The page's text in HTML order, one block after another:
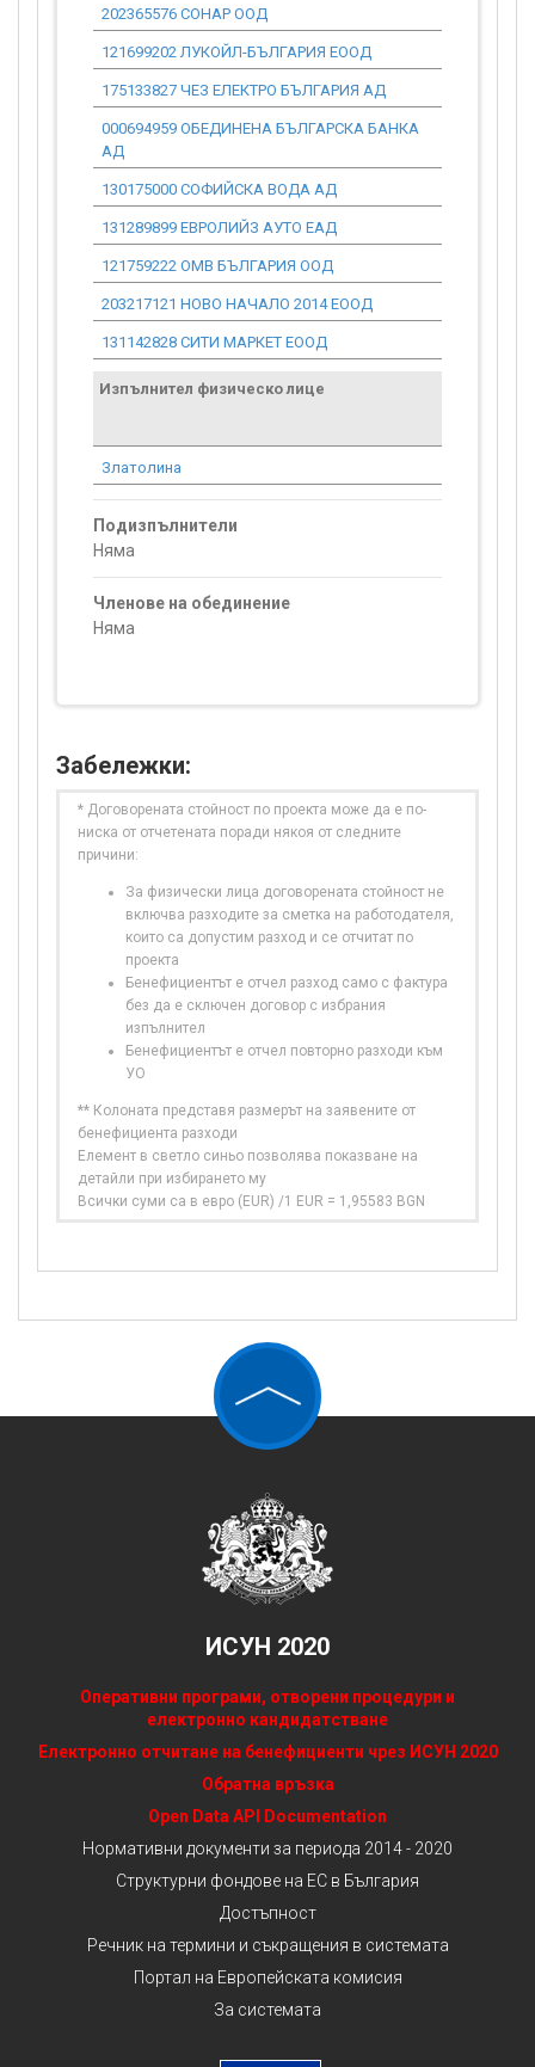
202365576 СОНАР ООД
121699202 ЛУКОЙЛ-БЪЛГАРИЯ ЕООД
175133827 ЧЕЗ ЕЛЕКТРО БЪЛГАРИЯ АД
000694959 ОБЕДИНЕНА БЪЛГАРСКА БАНКА
АД
130175000 СОФИЙСКА ВОДА АД
131289899 ЕВРОЛИЙЗ АУТО ЕАД
121759222 ОМВ БЪЛГАРИЯ ООД
203217121 НОВО НАЧАЛО 2014 ЕООД
131142828 СИТИ МАРКЕТ ЕООД
Изпълнител физическо лице
Златолина
Подизпълнители
Няма
Членове на обединение
Няма
Забележки:
* Договорената стойност по проекта може да е по-
ниска от отчетената поради някоя от следните
причини:
За физически лица договорената стойност не
включва разходите за сметка на работодателя,
които са допустим разход и се отчитат по
проекта
Бенефициентът е отчел разход само с фактура
без да е сключен договор с избрания
изпълнител
Бенефициентът е отчел повторно разходи към
УО
** Колоната представя размерът на заявените от
бенефициента разходи
Елемент в светло синьо позволява показване на
детайли при избирането му
Всички суми са в евро (EUR) /1 EUR = 1,95583 BGN
ИСУН 2020
Оперативни програми, отворени процедури и
електронно кандидатстване
Електронно отчитане на бенефициенти чрез ИСУН 2020
Обратна връзка
Open Data API Documentation
Нормативни документи за периода 2014 - 2020
Структурни фондове на ЕС в България
Достъпност
Речник на термини и съкращения в системата
Портал на Европейската комисия
За системата